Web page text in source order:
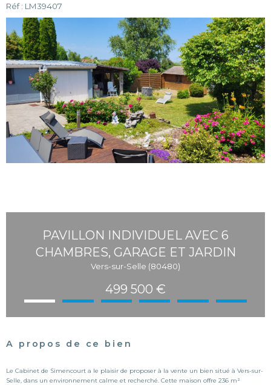
Réf : LM39407
PAVILLON INDIVIDUEL AVEC 6
CHAMBRES, GARAGE ET JARDIN
Vers-sur-Selle (80480)
499 500 €
A propos de ce bien
Le Cabinet de Simencourt a le plaisir de proposer à la vente un bien situé à Vers-sur-
Selle, dans un environnement calme et recherché. Cette maison offre 236 m²